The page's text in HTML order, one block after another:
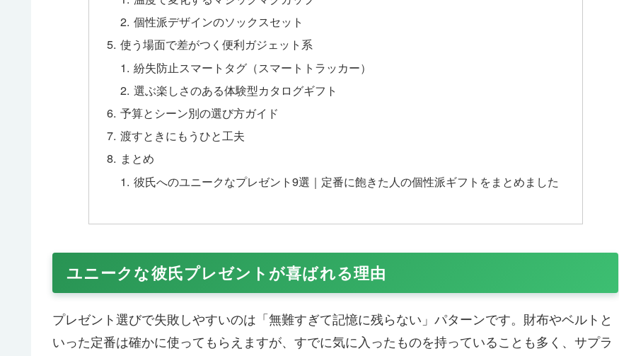
個性派デザインのソックスセット
使う場面で差がつく便利ガジェット系
紛失防止スマートタグ（スマートトラッカー）
選ぶ楽しさのある体験型カタログギフト
予算とシーン別の選び方ガイド
渡すときにもうひと工夫
まとめ
彼氏へのユニークなプレゼント9選｜定番に飽きた人の個性派ギフトをまとめました
ユニークな彼氏プレゼントが喜ばれる理由
プレゼント選びで失敗しやすいのは「無難すぎて記憶に残らない」パターンです。財布やベルトと
いった定番は確かに使ってもらえますが、すでに気に入ったものを持っていることも多く、サプラ